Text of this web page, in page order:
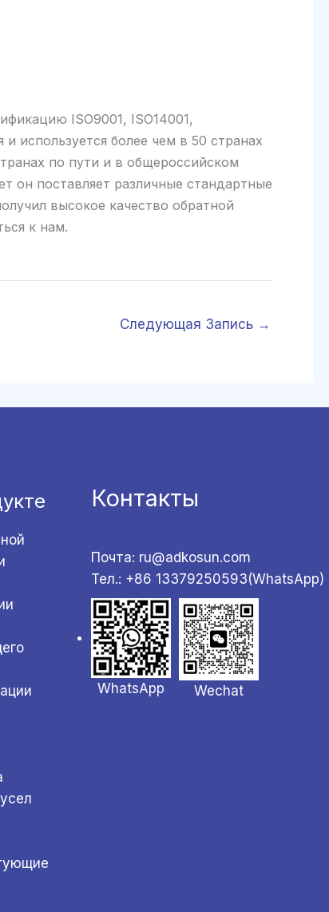
ISO9001, ISO14001,
используется более чем в 50 странах
по пути и в общероссийском
он поставляет различные стандартные
высокое качество обратной
к нам.
Следующая Запись →
Контакты
Почта: ru@adkosun.com
Тел.: +86 13379250593(WhatsApp)
WhatsApp Wechat